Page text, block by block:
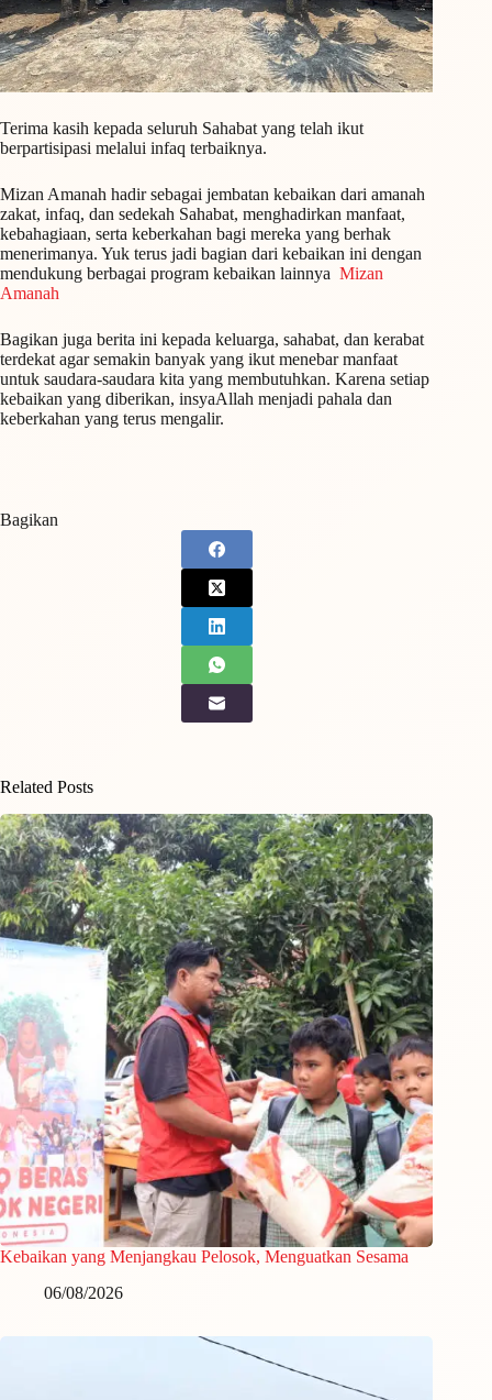
Terima kasih kepada seluruh Sahabat yang telah ikut
berpartisipasi melalui infaq terbaiknya.
Mizan Amanah hadir sebagai jembatan kebaikan dari amanah
zakat, infaq, dan sedekah Sahabat, menghadirkan manfaat,
kebahagiaan, serta keberkahan bagi mereka yang berhak
menerimanya. Yuk terus jadi bagian dari kebaikan ini dengan
mendukung berbagai program kebaikan lainnya Mizan
Amanah
Bagikan juga berita ini kepada keluarga, sahabat, dan kerabat
terdekat agar semakin banyak yang ikut menebar manfaat
untuk saudara-saudara kita yang membutuhkan. Karena setiap
kebaikan yang diberikan, insyaAllah menjadi pahala dan
keberkahan yang terus mengalir.
Bagikan
Related Posts
Kebaikan yang Menjangkau Pelosok, Menguatkan Sesama
06/08/2026